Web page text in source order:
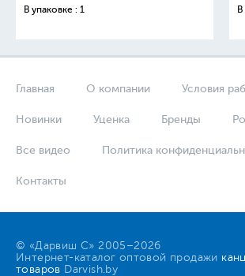
В упаковке : 1
Главная О компании Условия
Новинки Уценка Бренды
Все видео Политика
Контакты
© «Дарвиш С» 2005–2026
Интернет-каталог оптовой продажи
товаров Darvish.by